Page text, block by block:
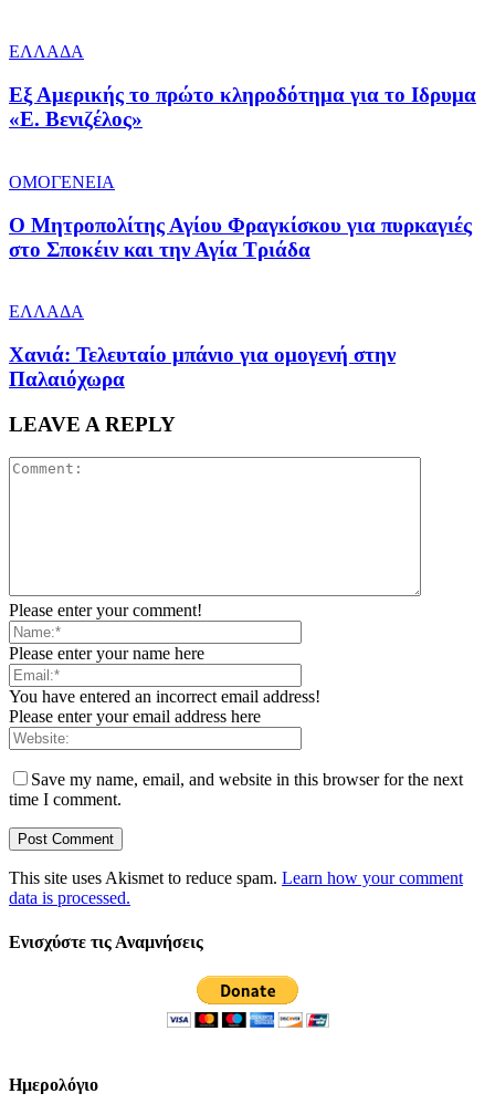
ΕΛΛΑΔΑ
Εξ Αμερικής το πρώτο κληροδότημα για το Ιδρυμα
«Ε. Βενιζέλος»
ΟΜΟΓΕΝΕΙΑ
Ο Μητροπολίτης Αγίου Φραγκίσκου για πυρκαγιές
στο Σποκέιν και την Αγία Τριάδα
ΕΛΛΑΔΑ
Χανιά: Τελευταίο μπάνιο για ομογενή στην
Παλαιόχωρα
LEAVE A REPLY
Please enter your comment!
Please enter your name here
You have entered an incorrect email address!
Please enter your email address here
Save my name, email, and website in this browser for the next
time I comment.
This site uses Akismet to reduce spam. Learn how your comment
data is processed.
Ενισχύστε τις Αναμνήσεις
Ημερολόγιο